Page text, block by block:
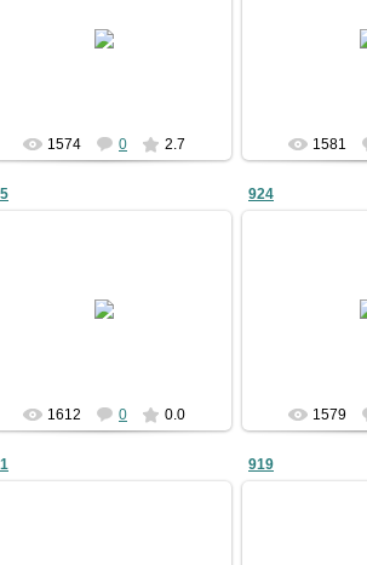
1574 0 2.7 1581
1612 0 0.0
924
1579
919